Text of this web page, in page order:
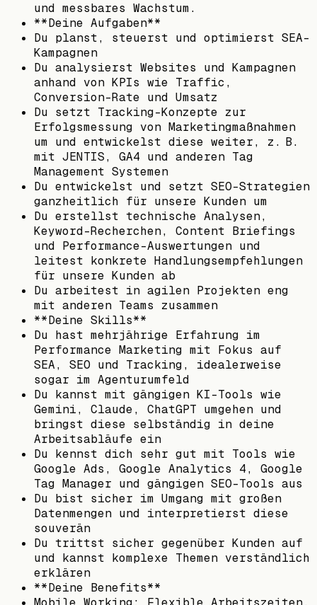
und messbares Wachstum.
**Deine Aufgaben**
Du planst, steuerst und optimierst SEA-
Kampagnen
Du analysierst Websites und Kampagnen
anhand von KPIs wie Traffic,
Conversion-Rate und Umsatz
Du setzt Tracking-Konzepte zur
Erfolgsmessung von Marketingmaßnahmen
um und entwickelst diese weiter, z. B.
mit JENTIS, GA4 und anderen Tag
Management Systemen
Du entwickelst und setzt SEO-Strategien
ganzheitlich für unsere Kunden um
Du erstellst technische Analysen,
Keyword-Recherchen, Content Briefings
und Performance-Auswertungen und
leitest konkrete Handlungsempfehlungen
für unsere Kunden ab
Du arbeitest in agilen Projekten eng
mit anderen Teams zusammen
**Deine Skills**
Du hast mehrjährige Erfahrung im
Performance Marketing mit Fokus auf
SEA, SEO und Tracking, idealerweise
sogar im Agenturumfeld
Du kannst mit gängigen KI-Tools wie
Gemini, Claude, ChatGPT umgehen und
bringst diese selbständig in deine
Arbeitsabläufe ein
Du kennst dich sehr gut mit Tools wie
Google Ads, Google Analytics 4, Google
Tag Manager und gängigen SEO-Tools aus
Du bist sicher im Umgang mit großen
Datenmengen und interpretierst diese
souverän
Du trittst sicher gegenüber Kunden auf
und kannst komplexe Themen verständlich
erklären
**Deine Benefits**